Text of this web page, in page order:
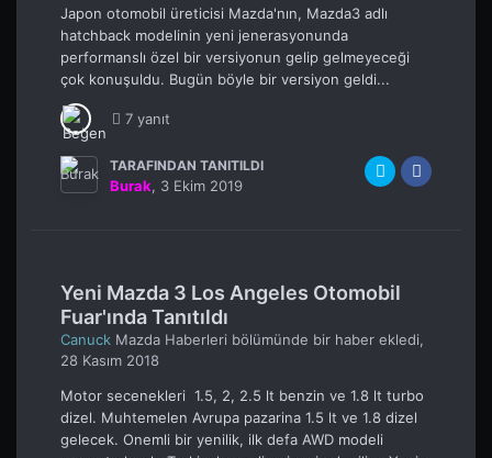
Japon otomobil üreticisi Mazda'nın, Mazda3 adlı
hatchback modelinin yeni jenerasyonunda
performanslı özel bir versiyonun gelip gelmeyeceği
çok konuşuldu. Bugün böyle bir versiyon geldi...
7 yanıt
TARAFINDAN TANITILDI
Burak, 3 Ekim 2019
Yeni Mazda 3 Los Angeles Otomobil
Fuar'ında Tanıtıldı
Canuck Mazda Haberleri bölümünde bir haber ekledi,
28 Kasım 2018
Motor secenekleri 1.5, 2, 2.5 lt benzin ve 1.8 lt turbo
dizel. Muhtemelen Avrupa pazarina 1.5 lt ve 1.8 dizel
gelecek. Onemli bir yenilik, ilk defa AWD modeli